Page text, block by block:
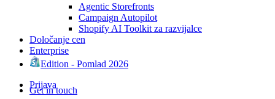
Agentic Storefronts
Campaign Autopilot
Shopify AI Toolkit za razvijalce
Določanje cen
Enterprise
Edition - Pomlad 2026
Prijava
Get in touch